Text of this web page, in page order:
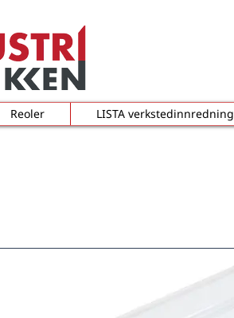
Reoler LISTA verkstedinnredning